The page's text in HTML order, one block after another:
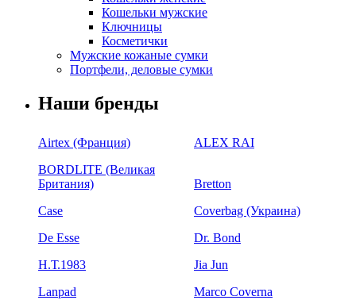
Кошельки мужские
Ключницы
Косметички
Мужские кожаные сумки
Портфели, деловые сумки
Наши бренды
Airtex (Франция)
ALEX RAI
BORDLITE (Великая
Британия)
Bretton
Case
Coverbag (Украина)
De Esse
Dr. Bond
H.Т.1983
Jia Jun
Lanpad
Marco Coverna